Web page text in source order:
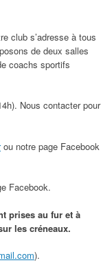
club s’adresse à tous
de deux salles
coachs sportifs
Nous contacter pour
ou notre page Facebook
Facebook.
prises au fur et à
les créneaux.
).